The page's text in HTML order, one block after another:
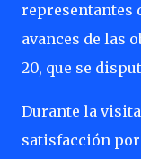
representantes
avances de las
20, que se
Durante la
satisfacción